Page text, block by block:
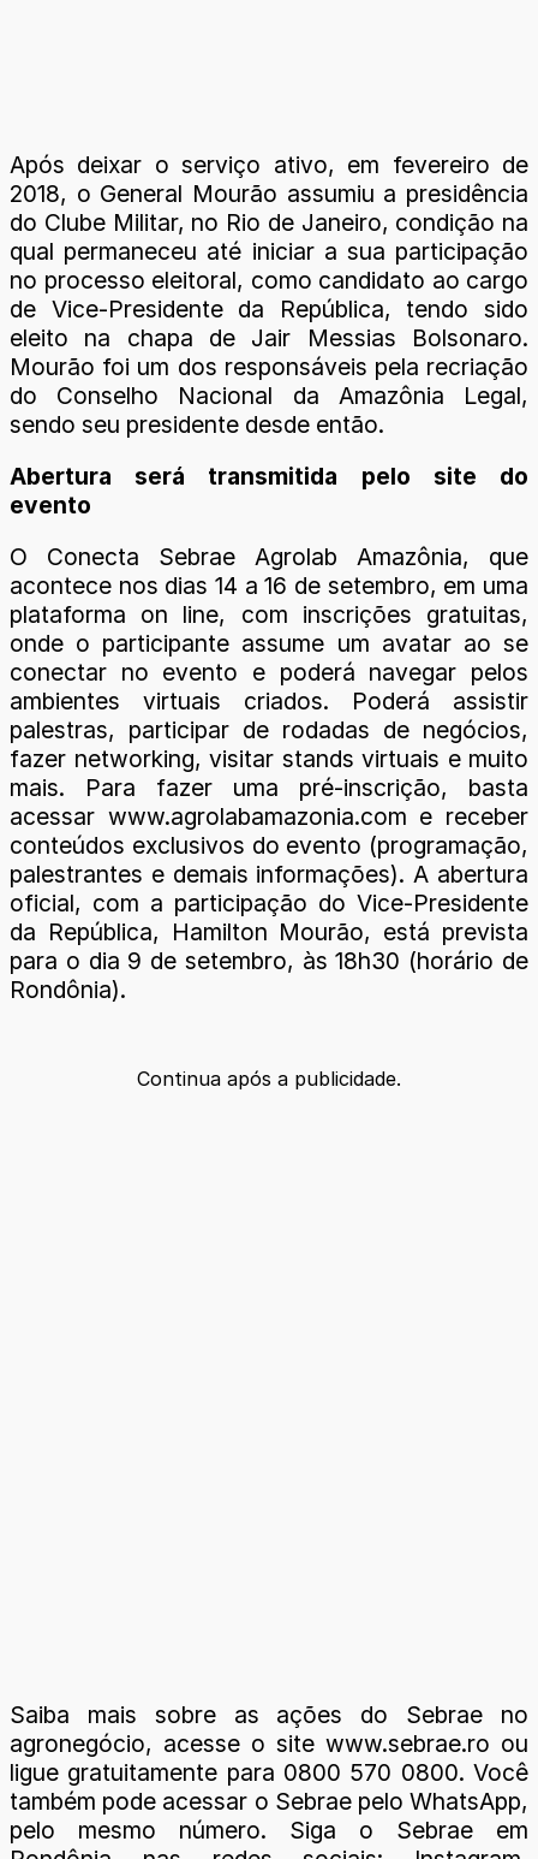
Após deixar o serviço ativo, em fevereiro de
2018, o General Mourão assumiu a presidência
do Clube Militar, no Rio de Janeiro, condição na
qual permaneceu até iniciar a sua participação
no processo eleitoral, como candidato ao cargo
de Vice-Presidente da República, tendo sido
eleito na chapa de Jair Messias Bolsonaro.
Mourão foi um dos responsáveis pela recriação
do Conselho Nacional da Amazônia Legal,
sendo seu presidente desde então.
Abertura será transmitida pelo site do
evento
O Conecta Sebrae Agrolab Amazônia, que
acontece nos dias 14 a 16 de setembro, em uma
plataforma on line, com inscrições gratuitas,
onde o participante assume um avatar ao se
conectar no evento e poderá navegar pelos
ambientes virtuais criados. Poderá assistir
palestras, participar de rodadas de negócios,
fazer networking, visitar stands virtuais e muito
mais. Para fazer uma pré-inscrição, basta
acessar www.agrolabamazonia.com e receber
conteúdos exclusivos do evento (programação,
palestrantes e demais informações). A abertura
oficial, com a participação do Vice-Presidente
da República, Hamilton Mourão, está prevista
para o dia 9 de setembro, às 18h30 (horário de
Rondônia).
Continua após a publicidade.
Saiba mais sobre as ações do Sebrae no
agronegócio, acesse o site www.sebrae.ro ou
ligue gratuitamente para 0800 570 0800. Você
também pode acessar o Sebrae pelo WhatsApp,
pelo mesmo número. Siga o Sebrae em